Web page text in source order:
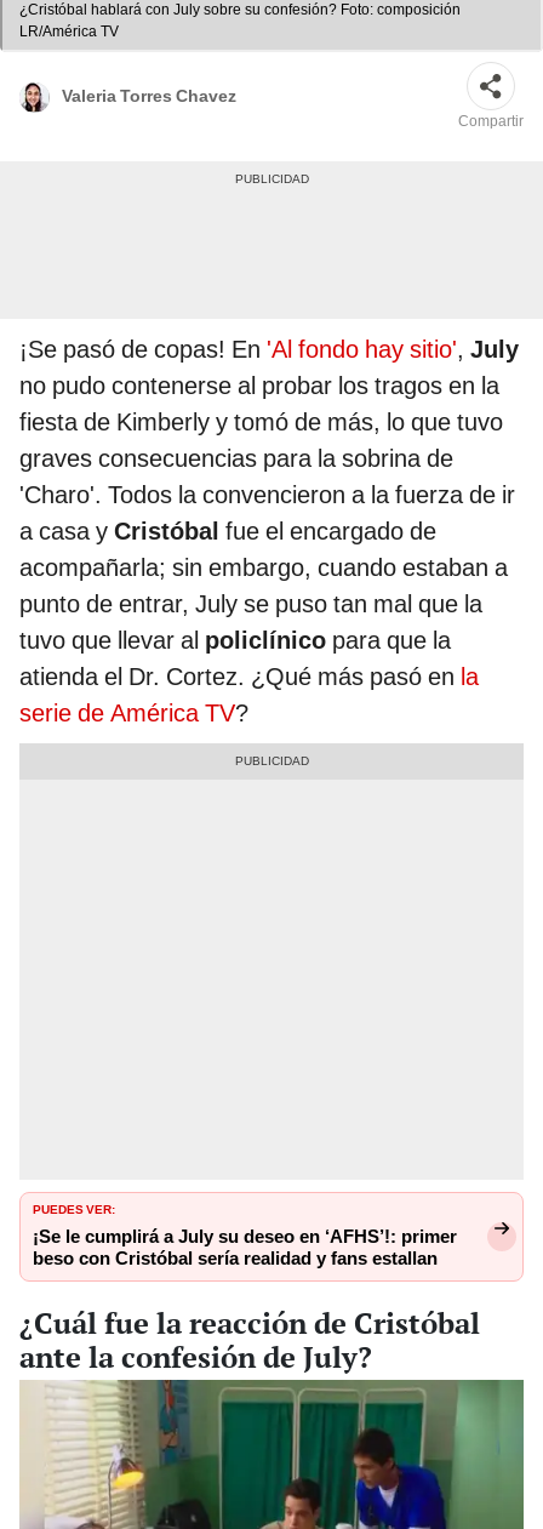
¿Cristóbal hablará con July sobre su confesión? Foto: composición
LR/América TV
Valeria Torres Chavez
Compartir
¡Se pasó de copas! En 'Al fondo hay sitio', July
no pudo contenerse al probar los tragos en la
fiesta de Kimberly y tomó de más, lo que tuvo
graves consecuencias para la sobrina de
'Charo'. Todos la convencieron a la fuerza de ir
a casa y Cristóbal fue el encargado de
acompañarla; sin embargo, cuando estaban a
punto de entrar, July se puso tan mal que la
tuvo que llevar al policlínico para que la
atienda el Dr. Cortez. ¿Qué más pasó en la
serie de América TV?
PUEDES VER:
¡Se le cumplirá a July su deseo en ‘AFHS’!: primer
beso con Cristóbal sería realidad y fans estallan
¿Cuál fue la reacción de Cristóbal
ante la confesión de July?